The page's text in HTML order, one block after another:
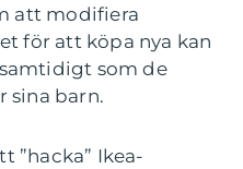
att modifiera
för att köpa nya kan
som de
sina barn.
”hacka” Ikea-